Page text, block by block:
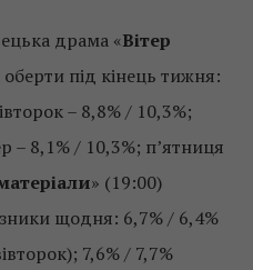
драма «Вітер
під кінець тижня:
– 8,8% / 10,3%;
– 8,1% / 10,3%; п’ятниця
» (19:00)
щодня: 6,7% / 6,4%
7,6% / 7,7%